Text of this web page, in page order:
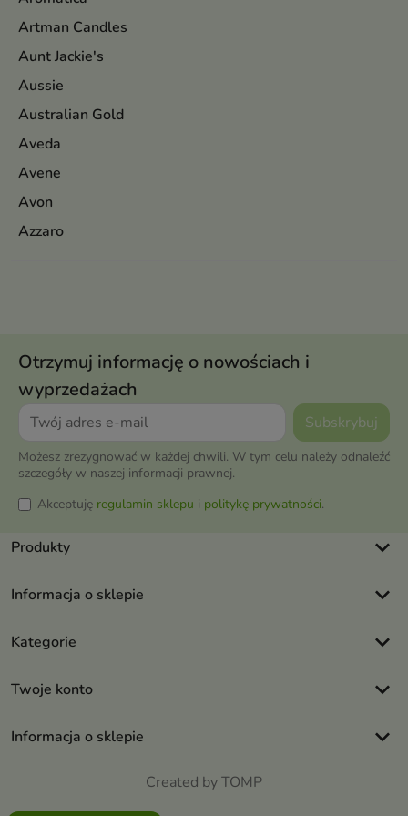
Artman Candles
Aunt Jackie's
Aussie
Australian Gold
Aveda
Avene
Avon
Azzaro
Otrzymuj informację o nowościach i
wyprzedażach
Możesz zrezygnować w każdej chwili. W tym celu należy odnaleźć
szczegóły w naszej informacji prawnej.
Akceptuję regulamin sklepu i politykę prywatności.
Produkty keyboard_arrow_down
Informacja o sklepie keyboard_arrow_down
Kategorie keyboard_arrow_down
Twoje konto keyboard_arrow_down
Informacja o sklepie keyboard_arrow_down
Created by TOMP